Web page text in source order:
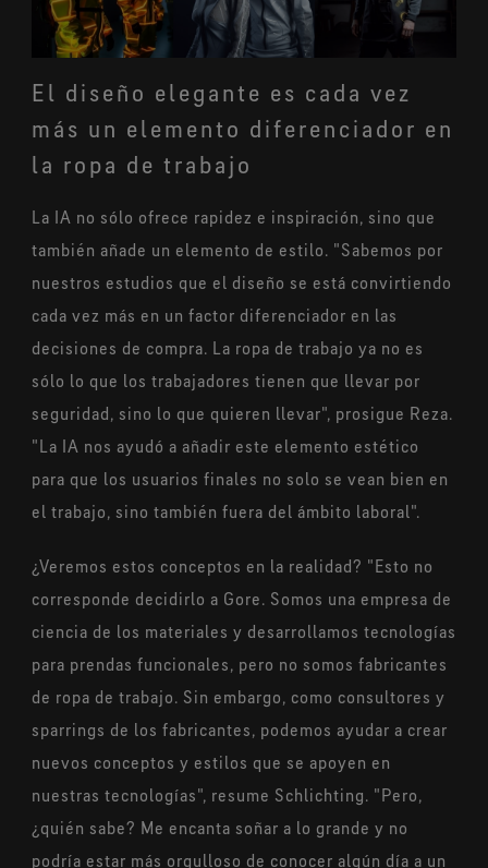
El diseño elegante es cada vez
más un elemento diferenciador en
la ropa de trabajo
La IA no sólo ofrece rapidez e inspiración, sino que
también añade un elemento de estilo. "Sabemos por
nuestros estudios que el diseño se está convirtiendo
cada vez más en un factor diferenciador en las
decisiones de compra. La ropa de trabajo ya no es
sólo lo que los trabajadores tienen que llevar por
seguridad, sino lo que quieren llevar", prosigue Reza.
"La IA nos ayudó a añadir este elemento estético
para que los usuarios finales no solo se vean bien en
el trabajo, sino también fuera del ámbito laboral".
¿Veremos estos conceptos en la realidad? "Esto no
corresponde decidirlo a Gore. Somos una empresa de
ciencia de los materiales y desarrollamos tecnologías
para prendas funcionales, pero no somos fabricantes
de ropa de trabajo. Sin embargo, como consultores y
sparrings de los fabricantes, podemos ayudar a crear
nuevos conceptos y estilos que se apoyen en
nuestras tecnologías", resume Schlichting. "Pero,
¿quién sabe? Me encanta soñar a lo grande y no
podría estar más orgulloso de conocer algún día a un